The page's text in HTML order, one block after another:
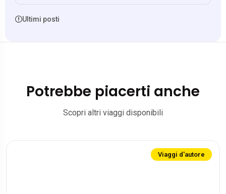
Ultimi posti
Potrebbe piacerti anche
Scopri altri viaggi disponibili
Viaggi d'autore